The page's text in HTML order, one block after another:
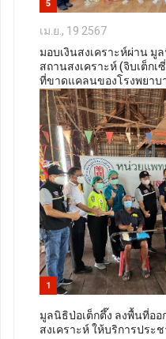
5
เม.ย., 19 2567
มอบเงินสงเคราะห์ผ่าน
สถานสงเคราะห์ (จิบเต็ก
ที่ขาดแคลนของโรงพยาบ
1
มูลนิธิป่อเต็กตึ๊ง ลงพื้นที่อ
สงเคราะห์ ให้บริการปร